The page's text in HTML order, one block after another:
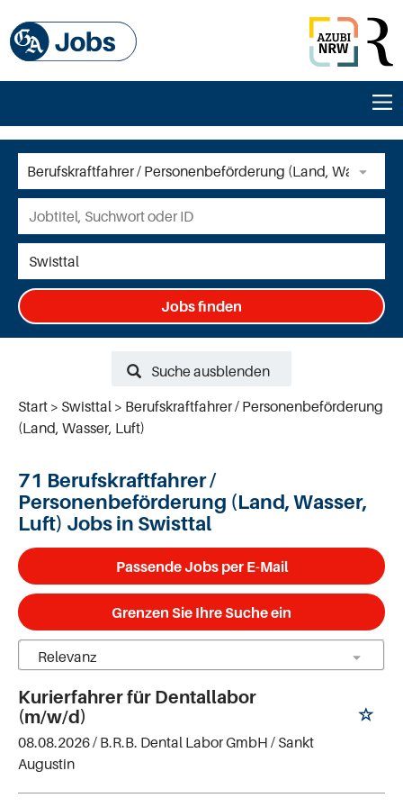
Jobs finden
Suche ausblenden
Start
Swisttal
Berufskraftfahrer / Personenbeförderung
(Land, Wasser, Luft)
71 Berufskraftfahrer /
Personenbeförderung (Land, Wasser,
Luft) Jobs in Swisttal
Passende Jobs per E-Mail
Grenzen Sie Ihre Suche ein
Kurierfahrer für Dentallabor
(m/w/d)
08.08.2026 / B.R.B. Dental Labor GmbH / Sankt
Augustin